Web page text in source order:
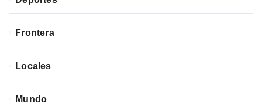
Frontera
Locales
Mundo